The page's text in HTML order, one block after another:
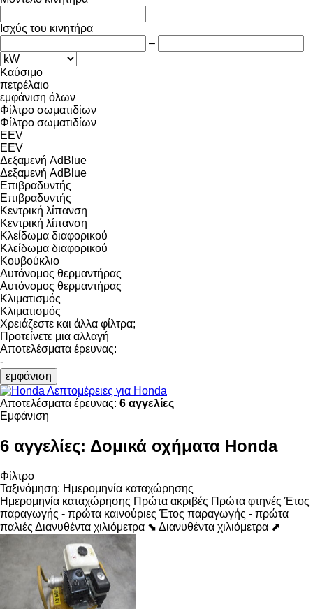
Ισχύς του κινητήρα
–
Καύσιμο
πετρέλαιο
εμφάνιση όλων
Φίλτρο σωματιδίων
Φίλτρο σωματιδίων
EEV
EEV
Δεξαμενή AdBlue
Δεξαμενή AdBlue
Επιβραδυντής
Επιβραδυντής
Κεντρική λίπανση
Κεντρική λίπανση
Κλείδωμα διαφορικού
Κλείδωμα διαφορικού
Κουβούκλιο
Αυτόνομος θερμαντήρας
Αυτόνομος θερμαντήρας
Κλιματισμός
Κλιματισμός
Χρειάζεστε και άλλα φίλτρα;
Προτείνετε μια αλλαγή
Αποτελέσματα έρευνας:
-
εμφάνιση
Λεπτομέρειες για Honda
Αποτελέσματα έρευνας: 6 αγγελίες
Εμφάνιση
6 αγγελίες: Δομικά οχήματα Honda
Φίλτρο
Ταξινόμηση: Ημερομηνία καταχώρησης
Ημερομηνία καταχώρησης Πρώτα ακριβές Πρώτα φτηνές Έτος
παραγωγής - πρώτα καινούριες Έτος παραγωγής - πρώτα
παλιές Διανυθέντα χιλιόμετρα ⬊ Διανυθέντα χιλιόμετρα ⬈